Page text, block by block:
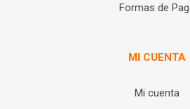
Formas de
MI CUENTA
Mi cuenta